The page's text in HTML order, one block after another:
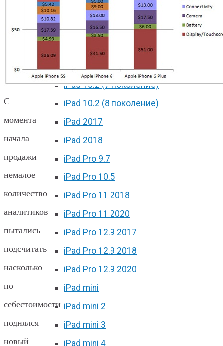
iPad Air
iPad Air 2
iPad 10.2 (7 поколение)
iPad 10.2 (8 поколение)
iPad 2017
iPad 2018
iPad Pro 9.7
iPad Pro 10.5
iPad Pro 11 2018
iPad Pro 11 2020
iPad Pro 12.9 2017
iPad Pro 12.9 2018
iPad Pro 12.9 2020
iPad mini
iPad mini 2
iPad mini 3
iPad mini 4
С
момента
начала
продажи
немалое
количество
аналитиков
пытались
подсчитать
насколько
по
себестоимости
поднялся
новый